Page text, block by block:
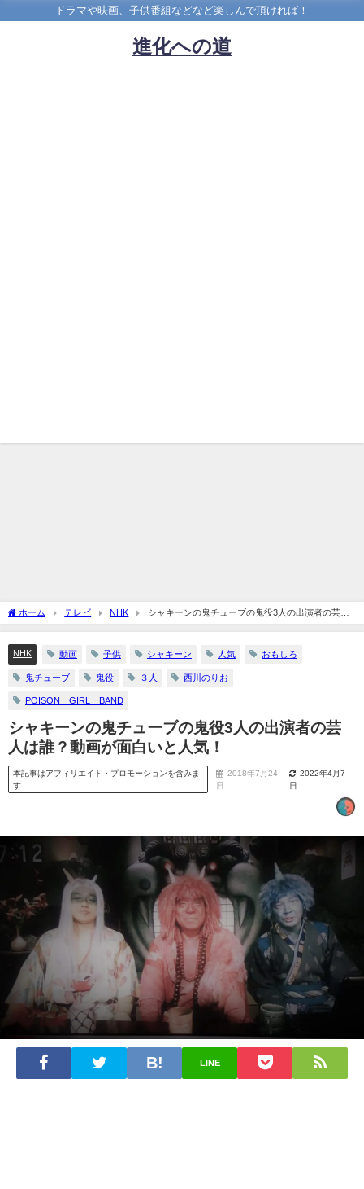
ドラマや映画、子供番組などなど楽しんで頂ければ！
進化への道
ホーム テレビ NHK
シャキーンの鬼チューブの鬼役3人の出演者の芸人
は誰？動画が面白いと人気！
NHK 動画 子供 シャキーン 人気 おもしろ
鬼チューブ 鬼役 ３人 西川のりお
POISON GIRL BAND
シャキーンの鬼チューブの鬼役3人の出演者の芸
人は誰？動画が面白いと人気！
本記事はアフィリエイト・プロモーションを含みま
す
2018年7月24
日
2022年4月7
日
LINE